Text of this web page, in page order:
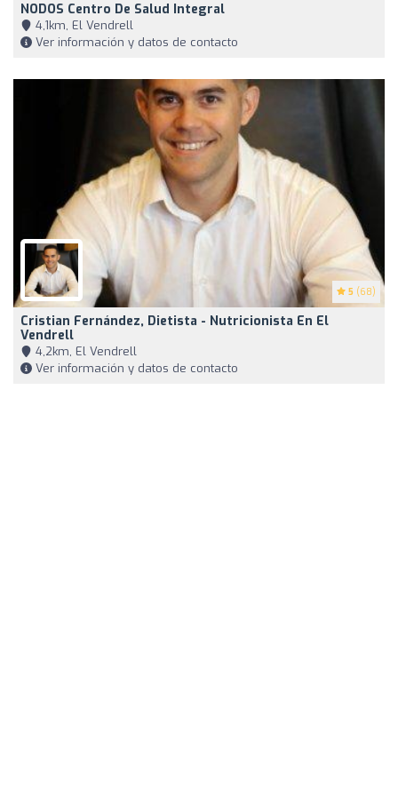
NODOS Centro De Salud Integral
4,1km, El Vendrell
Ver información y datos de contacto
5 (68)
Cristian Fernández, Dietista - Nutricionista En El
Vendrell
4,2km, El Vendrell
Ver información y datos de contacto